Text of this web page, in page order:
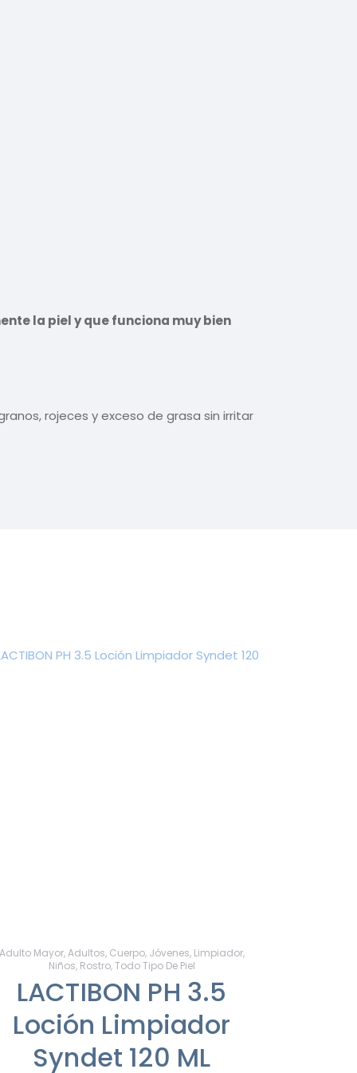
la piel y que funciona muy bien
rojeces y exceso de grasa sin irritar
Mayor,Adultos, Cuerpo, Jóvenes, Limpiador,
Niños, Rostro,Todo Tipo De Piel
LACTIBON PH 3.5
Loción Limpiador
Syndet 120 ML